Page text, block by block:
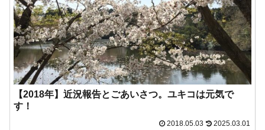
【2018年】近況報告とごあいさつ。ユキコは元気で
す！
2018.05.03 2025.03.01